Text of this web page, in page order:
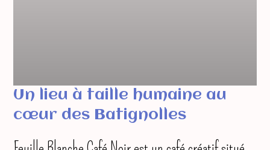
Un lieu à taille humaine au
cœur des Batignolles